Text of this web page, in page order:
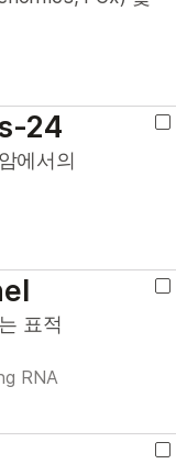
24
에서의
표적
RNA